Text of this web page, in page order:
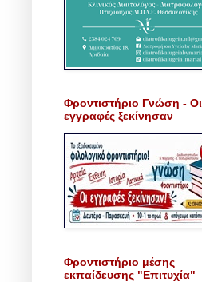
Φροντιστήριο Γνώση - Οι
εγγραφές ξεκίνησαν
Φροντιστήριο μέσης
εκπαίδευσης "Επιτυχία"